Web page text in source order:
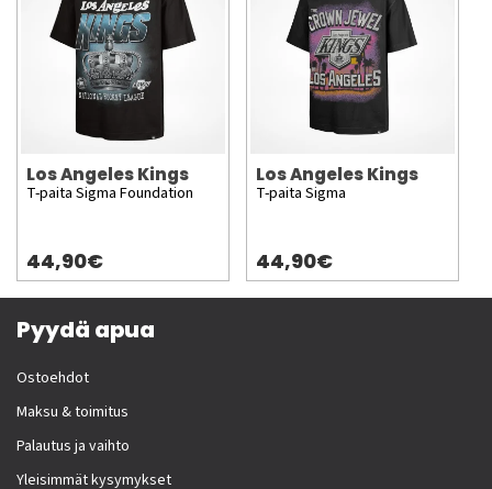
Los Angeles Kings
T-paita Sigma Foundation
44,90€
Los Angeles Kings
T-paita Sigma
44,90€
Pyydä apua
Ostoehdot
Maksu & toimitus
Palautus ja vaihto
Yleisimmät kysymykset